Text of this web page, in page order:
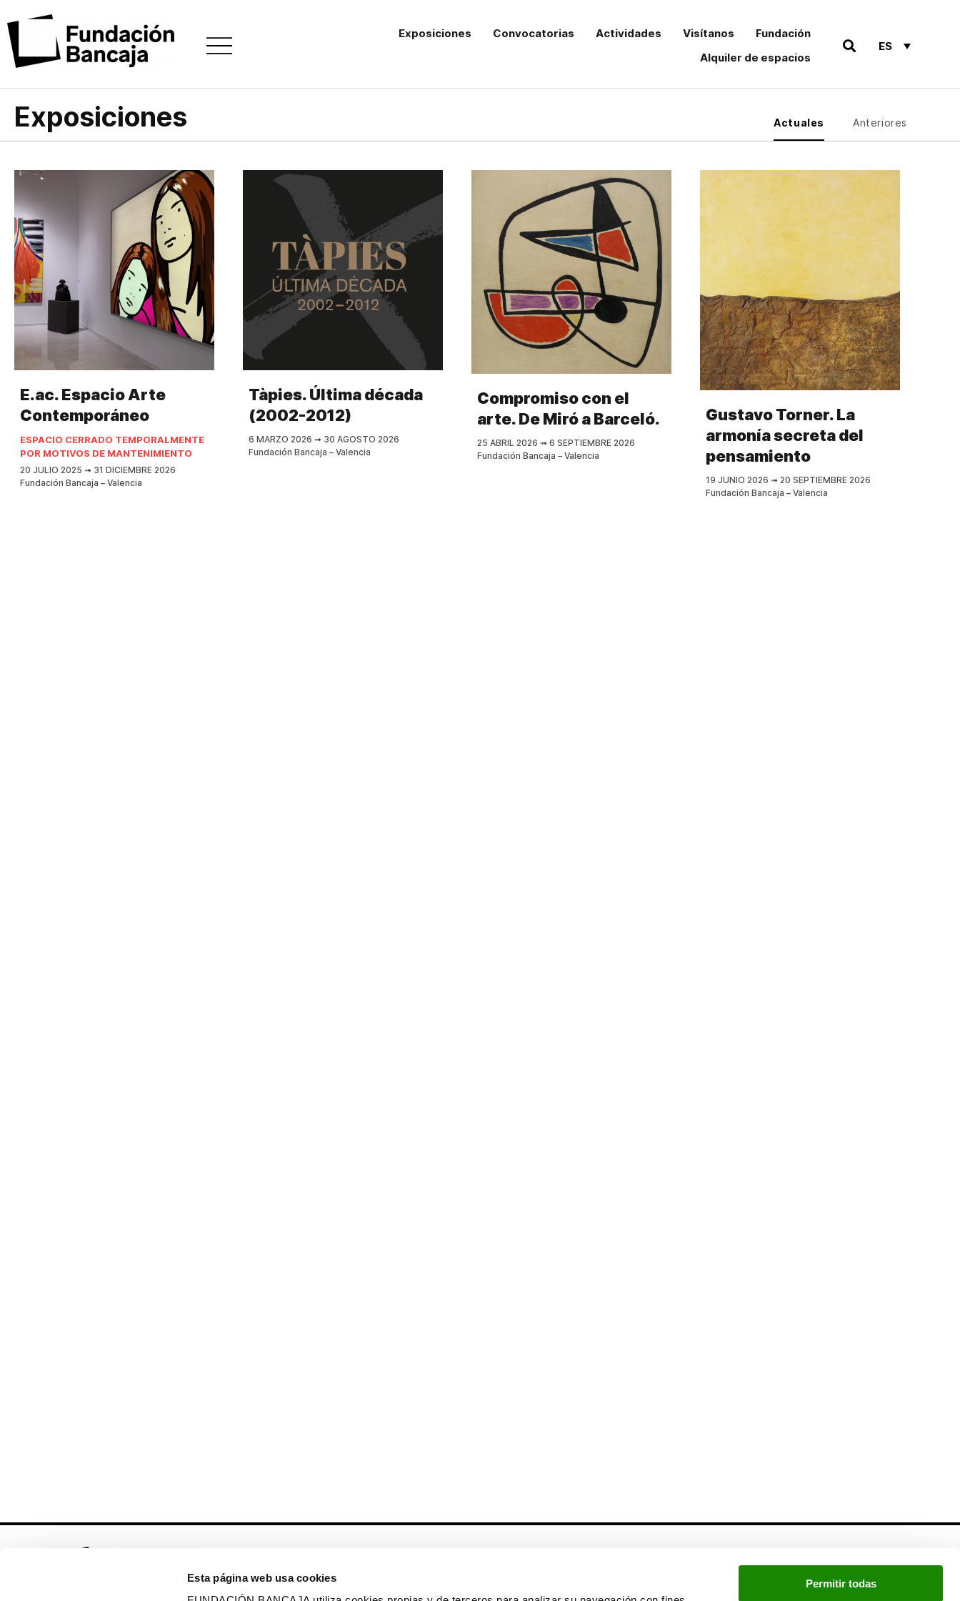
Esta página web usa cookies
Permitir todas
Exposiciones Convocatorias Actividades Visítanos
Fundación
Alquiler de espacios
ES
Exposiciones Actuales Anteriores
E.ac. Espacio Arte
Contemporáneo
ESPACIO CERRADO TEMPORALMENTE
POR MOTIVOS DE MANTENIMIENTO
20 JULIO 2025 ➟ 31 DICIEMBRE 2026
Fundación Bancaja – Valencia
Tàpies. Última década
(2002-2012)
6 MARZO 2026 ➟ 30 AGOSTO 2026
Fundación Bancaja – Valencia
Compromiso con el
arte. De Miró a Barceló.
25 ABRIL 2026 ➟ 6 SEPTIEMBRE 2026
Fundación Bancaja – Valencia
Gustavo Torner. La
armonía secreta del
pensamiento
19 JUNIO 2026 ➟ 20 SEPTIEMBRE 2026
Fundación Bancaja – Valencia
Si quieres estar a la última, inscríbete a nuestra